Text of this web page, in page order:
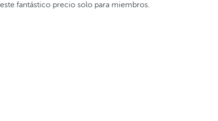
este fantástico precio solo para miembros.